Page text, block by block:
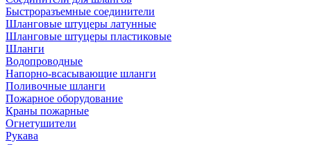
Быстроразъемные соединители
Шланговые штуцеры латунные
Шланговые штуцеры пластиковые
Шланги
Водопроводные
Напорно-всасывающие шланги
Поливочные шланги
Пожарное оборудование
Краны пожарные
Огнетушители
Рукава